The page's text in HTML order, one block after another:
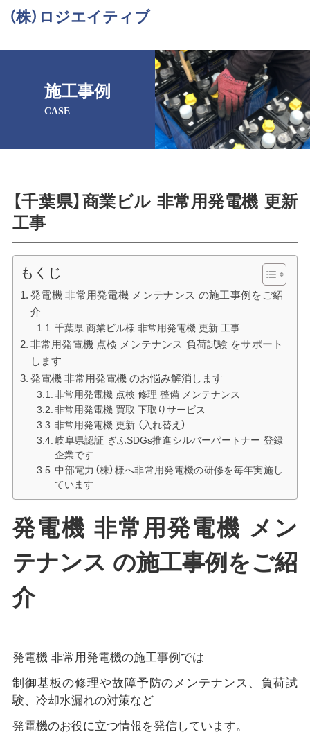
（株）ロジエイティブ
施工事例
CASE
【千葉県】商業ビル 非常用発電機 更新
工事
もくじ
発電機 非常用発電機 メンテナンス の施工事例をご紹
介
千葉県 商業ビル様 非常用発電機 更新 工事
非常用発電機 点検 メンテナンス 負荷試験 をサポート
します
発電機 非常用発電機 のお悩み解消します
非常用発電機 点検 修理 整備 メンテナンス
非常用発電機 買取 下取りサービス
非常用発電機 更新 （入れ替え）
岐阜県認証 ぎふSDGs推進シルバーパートナー 登録
企業です
中部電力（株）様へ非常用発電機の研修を毎年実施し
ています
発電機 非常用発電機 メン
テナンス の施工事例をご紹
介
発電機 非常用発電機の施工事例では
制御基板の修理や故障予防のメンテナンス、負荷試
験、冷却水漏れの対策など
発電機のお役に立つ情報を発信しています。